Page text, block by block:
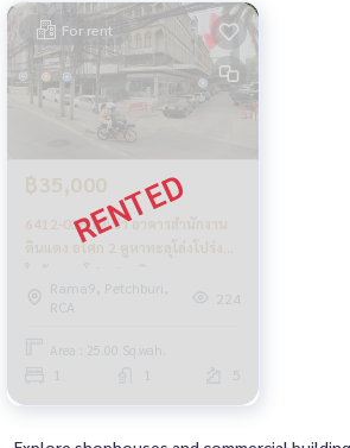
For rent
฿35,000
6412-036 ให้เช่า อาคารสำนักงาน
ดินแดง อโศก 2 คูหาทะลุโล่งโปร่ง
ใกล้แยก อโศก สุขุมวิท
Rama9, Petchburi,
RCA
224
Area : 25.00 Sq.wah.
5